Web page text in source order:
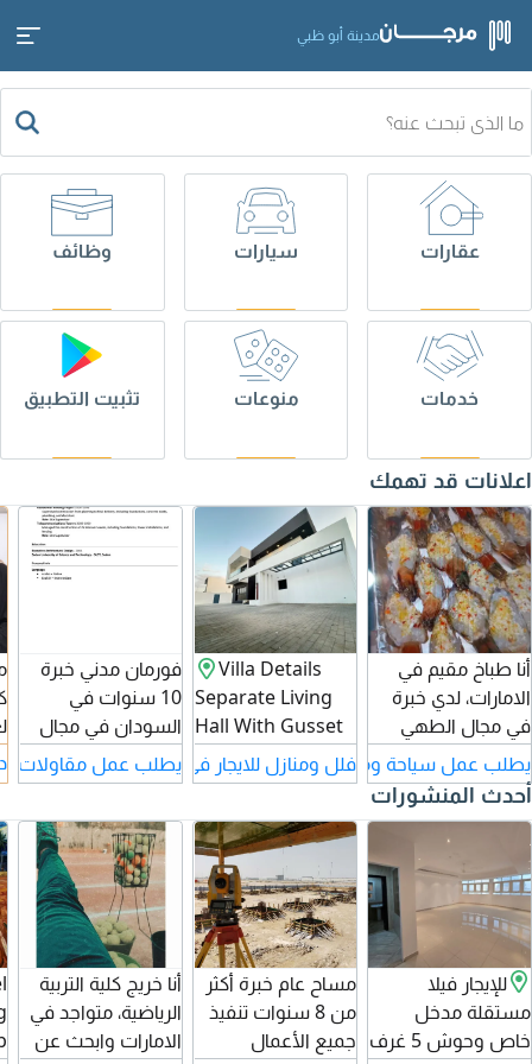
مدينة أبو ظبي
عقارات سيارات وظائف
خدمات منوعات تثبيت التطبيق
اعلانات قد تهمك
أنا طباخ مقيم في
الامارات، لدي خبرة
في مجال الطهي
واعداد مختلف
الأصناف. ابحث عن
فرصة عمل
للاستفادة من خبرتي
الطويلة وكفاءتي
العالية
يطلب عمل سياحة ومطاعم في مدينة أبو ظبي
Villa Details
Separate Living
Hall With Gusset
Bathroom.
Separate Dining
Kitchen Excess.
Separate TV
Lounge With
Dining Space &
Bathroom. Bright
Four Master
Bedrooms With
Brightness. Nice
فلل ومنازل للايجار في مدينة أبو ظبي
فورمان مدني خبرة
10 سنوات في
السودان في مجال
الإنشاءات لدي دبلوم
هندسة الاشراف
الأنشطة في الموقع
وادارة العمال
والمواد ومتابعه
الجدول الزمني
للعمل وقراءة
المخططات ومتابعه
تنفيذها حسب
المخطط وحساب
يطلب عمل مقاولات
أحدث المنشورات
للإيجار فيلا
مستقلة مدخل
خاص وحوش 5 غرف
مساح عام خبرة أكثر
من 8 سنوات تنفيذ
جميع الأعمال
أنا خريج كلية التربية
الرياضية، متواجد في
الامارات وابحث عن